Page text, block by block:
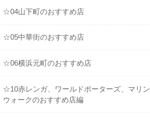
☆04山下町のおすすめ店
☆05中華街のおすすめ店
☆06横浜元町のおすすめ店
☆10赤レンガ、ワールドポーターズ、マリン
ウォークのおすすめ店編